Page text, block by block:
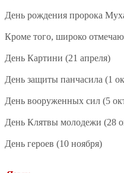
День рождения пророка
Кроме того, широко
День Картини (21 апреля)
День защиты панчасила (1
День вооруженных сил (5
День Клятвы молодежи (28
День героев (10 ноября)